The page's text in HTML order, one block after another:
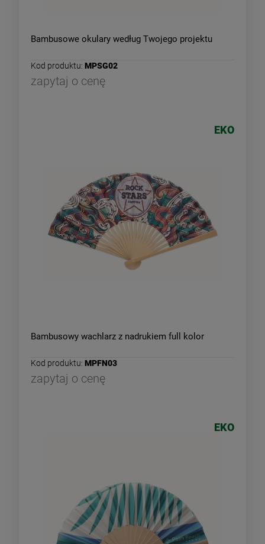
Bambusowe okulary według Twojego projektu
Kod produktu: MPSG02
zapytaj o cenę
Bambusowy wachlarz z nadrukiem full kolor
Kod produktu: MPFN03
zapytaj o cenę
EKO
EKO